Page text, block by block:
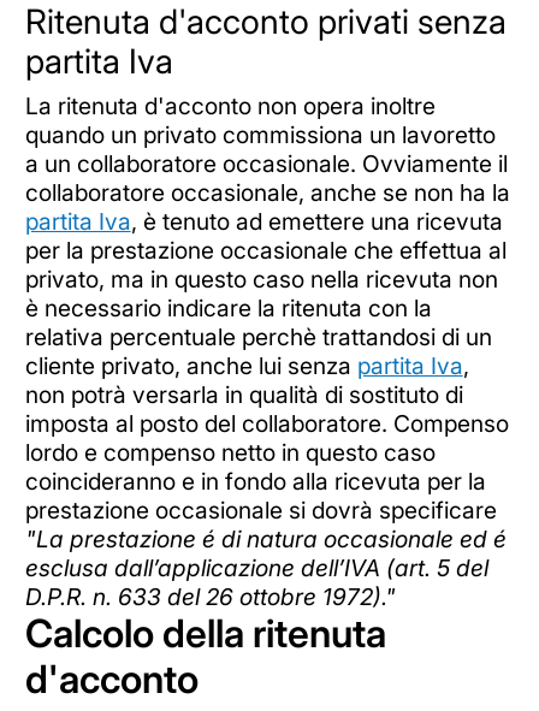
Ritenuta d'acconto privati senza
partita Iva
La ritenuta d'acconto non opera inoltre
quando un privato commissiona un lavoretto
a un collaboratore occasionale. Ovviamente il
collaboratore occasionale, anche se non ha la
partita Iva, è tenuto ad emettere una ricevuta
per la prestazione occasionale che effettua al
privato, ma in questo caso nella ricevuta non
è necessario indicare la ritenuta con la
relativa percentuale perchè trattandosi di un
cliente privato, anche lui senza partita Iva,
non potrà versarla in qualità di sostituto di
imposta al posto del collaboratore. Compenso
lordo e compenso netto in questo caso
coincideranno e in fondo alla ricevuta per la
prestazione occasionale si dovrà specificare
"La prestazione é di natura occasionale ed é
esclusa dall’applicazione dell’IVA (art. 5 del
D.P.R. n. 633 del 26 ottobre 1972)."
Calcolo della ritenuta
d'acconto